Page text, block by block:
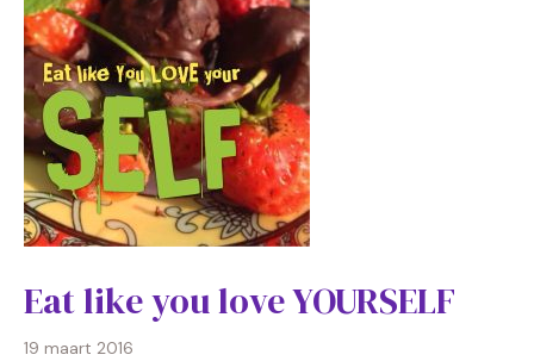
Eat like you love YOURSELF
19 maart 2016